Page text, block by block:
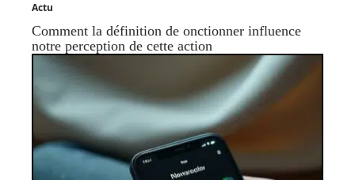
Actu
Comment la définition de onctionner influence
notre perception de cette action